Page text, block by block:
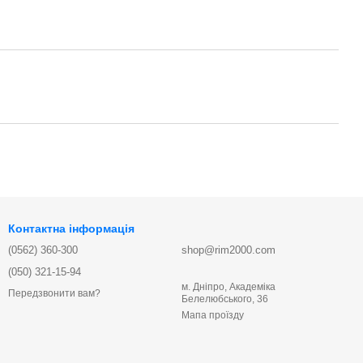
Контактна інформація
(0562) 360-300
(050) 321-15-94
Передзвонити вам?
shop@rim2000.com
м. Дніпро, Академіка
Белелюбського, 36
Мапа проїзду